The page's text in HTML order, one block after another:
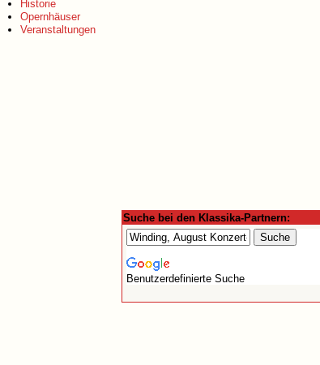
Historie
Opernhäuser
Veranstaltungen
Suche bei den Klassika-Partnern:
Benutzerdefinierte Suche